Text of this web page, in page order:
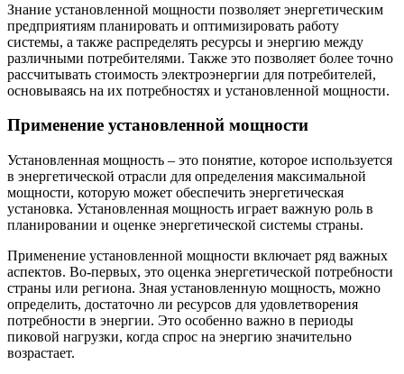
Знание установленной мощности позволяет энергетическим
предприятиям планировать и оптимизировать работу
системы, а также распределять ресурсы и энергию между
различными потребителями. Также это позволяет более точно
рассчитывать стоимость электроэнергии для потребителей,
основываясь на их потребностях и установленной мощности.
Применение установленной мощности
Установленная мощность – это понятие, которое используется
в энергетической отрасли для определения максимальной
мощности, которую может обеспечить энергетическая
установка. Установленная мощность играет важную роль в
планировании и оценке энергетической системы страны.
Применение установленной мощности включает ряд важных
аспектов. Во-первых, это оценка энергетической потребности
страны или региона. Зная установленную мощность, можно
определить, достаточно ли ресурсов для удовлетворения
потребности в энергии. Это особенно важно в периоды
пиковой нагрузки, когда спрос на энергию значительно
возрастает.